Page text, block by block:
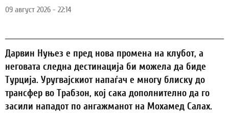
09 август 2026 - 22:14
Дарвин Нуњез е пред нова промена на клубот, а
неговата следна дестинација би можела да биде
Турција. Уругвајскиот напаѓач е многу блиску до
трансфер во Трабзон, кој сака дополнително да го
засили нападот по ангажманот на Мохамед Салах.